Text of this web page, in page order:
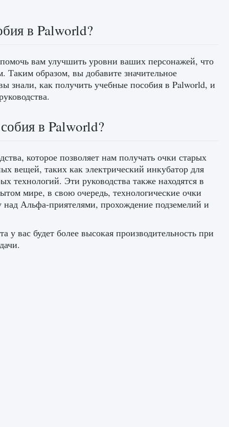
в Palworld?
вам улучшить уровни ваших персонажей, что
Таким образом, вы добавите значительное
знали, как получить учебные пособия в Palworld, и
в Palworld?
которое позволяет нам получать очки старых
вещей, таких как электрический инкубатор для
технологий. Эти руководства также находятся в
мире, в свою очередь, технологические очки
Альфа-приятелями, прохождение подземелий и
вас будет более высокая производительность при